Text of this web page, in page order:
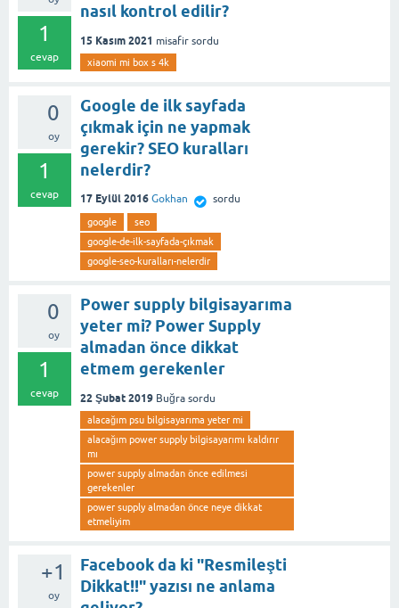
1
cevap
nasıl kontrol edilir?
15 Kasım 2021 misafir sordu
xiaomi mi box s 4k
0
oy
1
cevap
Google de ilk sayfada
çıkmak için ne yapmak
gerekir? SEO kuralları
nelerdir?
17 Eylül 2016 Gokhan sordu
google
seo
google-de-ilk-sayfada-çıkmak
google-seo-kuralları-nelerdir
0
oy
1
cevap
Power supply bilgisayarıma
yeter mi? Power Supply
almadan önce dikkat
etmem gerekenler
22 Şubat 2019 Buğra sordu
alacağım psu bilgisayarıma yeter mi
alacağım power supply bilgisayarımı kaldırır
mı
power supply almadan önce edilmesi
gerekenler
power supply almadan önce neye dikkat
etmeliyim
+1
oy
Facebook da ki "Resmileşti
Dikkat!!" yazısı ne anlama